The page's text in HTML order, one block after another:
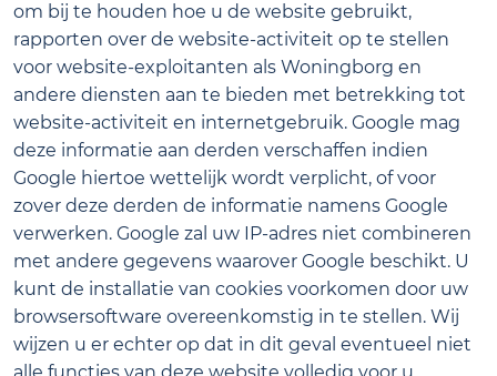
om bij te houden hoe u de website gebruikt,
rapporten over de website-activiteit op te stellen
voor website-exploitanten als Woningborg en
andere diensten aan te bieden met betrekking tot
website-activiteit en internetgebruik. Google mag
deze informatie aan derden verschaffen indien
Google hiertoe wettelijk wordt verplicht, of voor
zover deze derden de informatie namens Google
verwerken. Google zal uw IP-adres niet combineren
met andere gegevens waarover Google beschikt. U
kunt de installatie van cookies voorkomen door uw
browsersoftware overeenkomstig in te stellen. Wij
wijzen u er echter op dat in dit geval eventueel niet